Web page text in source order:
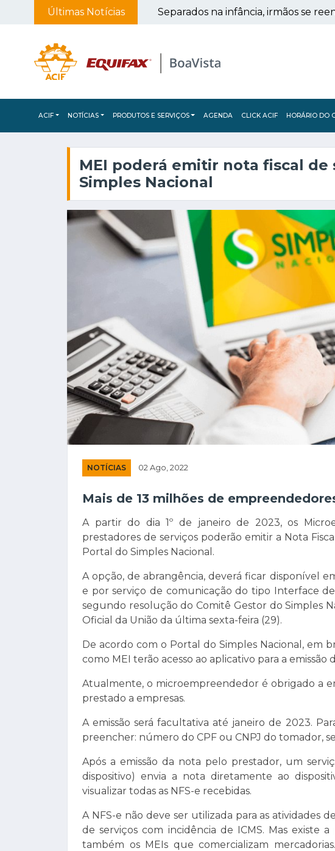
Últimas Notícias
a parque inflável
ACIF NOTÍCIAS PRODUTOS E SERVIÇOS AGENDA CLICK ACIF HORÁRIO DO
MEI poderá emitir nota fiscal de
Simples Nacional
NOTÍCIAS 02 Ago, 2022
Mais de 13 milhões de
A partir do dia 1º de janeiro de 2023, os
prestadores de serviços poderão emitir a Nota
Portal do Simples Nacional.
A opção, de abrangência, deverá ficar disponível
e por serviço de comunicação do tipo Interface
segundo resolução do Comitê Gestor do Simples
Oficial da União da última sexta-feira (29).
De acordo com o Portal do Simples Nacional, em
como MEI terão acesso ao aplicativo para a emissão
Atualmente, o microempreendedor é obrigado a
prestado a empresas.
A emissão será facultativa até janeiro de 2023.
preencher: número do CPF ou CNPJ do tomador,
Após a emissão da nota pelo prestador, um
dispositivo) envia a nota diretamente ao
visualizar todas as NFS-e recebidas.
A NFS-e não deve ser utilizada para as atividades
de serviços com incidência de ICMS. Mas existe
também os MEIs que comercializam